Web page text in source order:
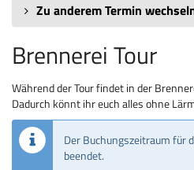
Zu anderem Termin
Brennerei Tour
Während der Tour findet in der
Dadurch könnt ihr euch alles ohne
Der Buchungszeitraum für
beendet.